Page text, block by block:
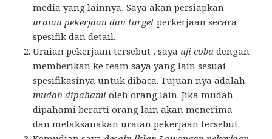
media yang lainnya, Saya akan persiapkan
uraian pekerjaan dan target perkerjaan secara
spesifik dan detail.
Uraian pekerjaan tersebut , saya uji coba dengan
memberikan ke team saya yang lain sesuai
spesifikasinya untuk dibaca. Tujuan nya adalah
mudah dipahami oleh orang lain. Jika mudah
dipahami berarti orang lain akan menerima
dan melaksanakan uraian pekerjaan tersebut.